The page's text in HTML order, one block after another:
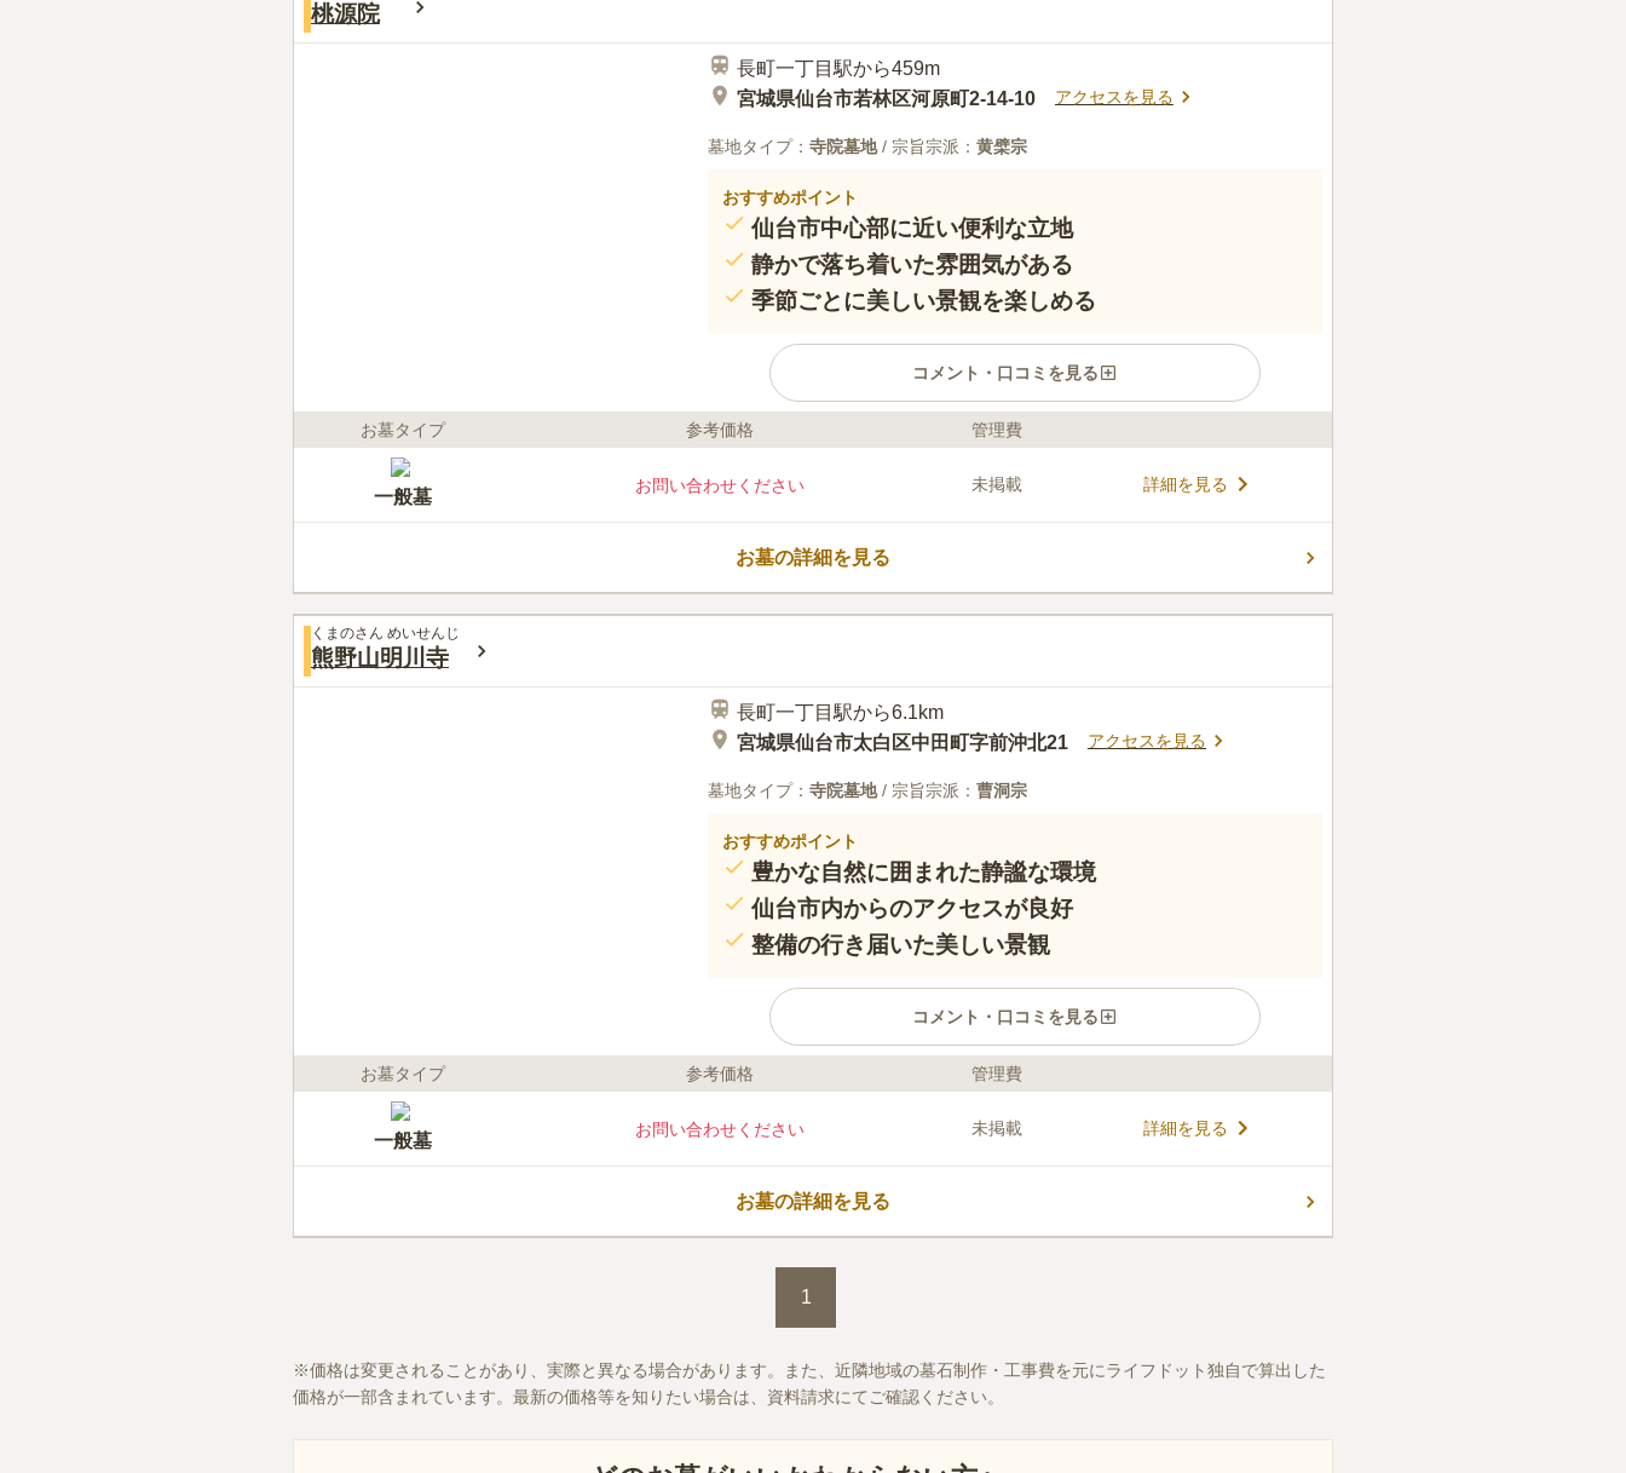
桃源院
長町一丁目駅から459m
宮城県仙台市若林区河原町2-14-10
アクセスを見る
墓地タイプ： 寺院墓地/ 宗旨宗派： 黄檗宗
おすすめポイント
仙台市中心部に近い便利な立地
静かで落ち着いた雰囲気がある
季節ごとに美しい景観を楽しめる
コメント・口コミを見る
口コミ評価
お墓タイプ 参考価格 管理費
一般墓
お問い合わせください 未掲載 詳細を見る
お墓の詳細を見る
くまのさん めいせんじ
熊野山明川寺
長町一丁目駅から6.1km
宮城県仙台市太白区中田町字前沖北21
アクセスを見る
墓地タイプ： 寺院墓地/ 宗旨宗派： 曹洞宗
おすすめポイント
豊かな自然に囲まれた静謐な環境
仙台市内からのアクセスが良好
整備の行き届いた美しい景観
コメント・口コミを見る
口コミ評価
お墓タイプ 参考価格 管理費
一般墓
お問い合わせください 未掲載 詳細を見る
お墓の詳細を見る
1
価格は変更されることがあり、実際と異なる場合があります。また、近隣地域の墓石制作・工事費を元にライフドット独自で算出した
価格が一部含まれています。最新の価格等を知りたい場合は、資料請求にてご確認ください。